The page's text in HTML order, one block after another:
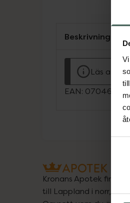
Beskrivning
Läs alltid
EAN:
Kronans Apotek finns
till Lappland i norr,